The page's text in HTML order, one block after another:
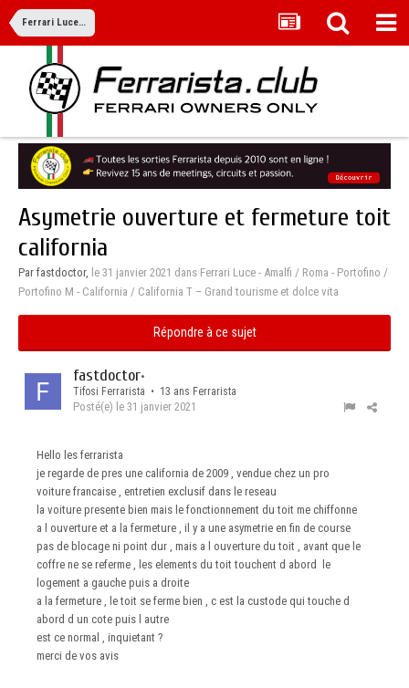
Ferrari Luce - Amalfi / Roma - Portofino / Portofino M - California / California T – Grand tourisme et dolce vita
Asymetrie ouverture et fermeture toit
california
Par fastdoctor, le 31 janvier 2021 dans Ferrari Luce - Amalfi / Roma - Portofino /
Portofino M - California / California T – Grand tourisme et dolce vita
Répondre à ce sujet
fastdoctor•
Tifosi Ferrarista • 13 ans Ferrarista
Posté(e) le 31 janvier 2021
Hello les ferrarista
je regarde de pres une california de 2009 , vendue chez un pro
voiture francaise , entretien exclusif dans le reseau
la voiture presente bien mais le fonctionnement du toit me chiffonne
a l ouverture et a la fermeture , il y a une asymetrie en fin de course
pas de blocage ni point dur , mais a l ouverture du toit , avant que le
coffre ne se referme , les elements du toit touchent d abord le
logement a gauche puis a droite
a la fermeture , le toit se ferme bien , c est la custode qui touche d
abord d un cote puis l autre
est ce normal , inquietant ?
merci de vos avis